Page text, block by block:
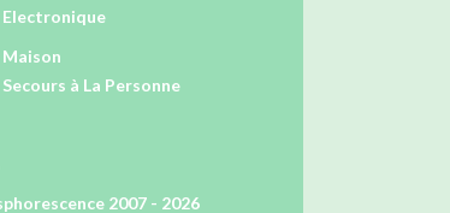
Electronique
Maison
Secours à La Personne
2007 - 2026